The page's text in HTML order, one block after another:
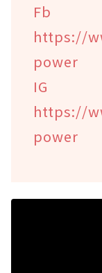
https://
power
https://
power